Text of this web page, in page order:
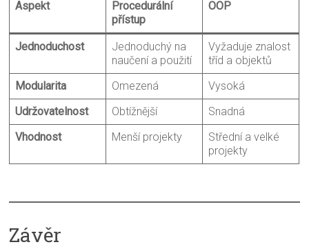
Aspekt
Procedurální
přístup
OOP
Jednoduchost
Jednoduchý na
naučení a použití
Vyžaduje znalost
tříd a objektů
Modularita
Omezená
Vysoká
Udržovatelnost
Obtížnější
Snadná
Vhodnost
Menší projekty
Střední a velké
projekty
Závěr